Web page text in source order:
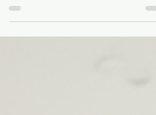
Microcimento